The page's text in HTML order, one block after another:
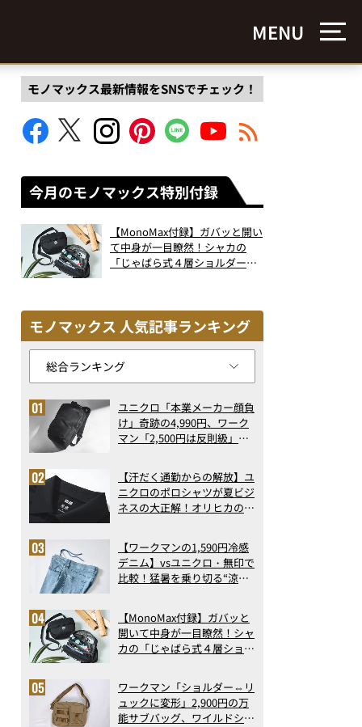
MENU
ンキの焼き芋はパッケージにも『5秒に1本食べられています！
モノマックス最新情報をSNSでチェック！
今月のモノマックス特別付録
【MonoMax付録】ガバッと開い
て中身が一目瞭然！シャカの
「じゃばら式４層ショルダーバ
モノマックス 人気記事ランキング
ユニクロ「本業メーカー顔負
け」奇跡の4,990円、ワーク
マン「2,500円は反則級」凄
ト3】（2026年6月版）
【汗だく通勤からの解放】ユ
ニクロのポロシャツが夏ビジ
ネスの大正解！オリヒカの透
アの実力
【ワークマンの1,590円冷感
デニム】vsユニクロ・無印で
比較！猛暑を乗り切る“涼感
で決定版
【MonoMax付録】ガバッと
開いて中身が一目瞭然！シャ
カの「じゃばら式４層ショル
った！
ワークマン「ショルダー⇔リ
ュックに変形」2,900円の万
能サブバッグ、ワイルドシン